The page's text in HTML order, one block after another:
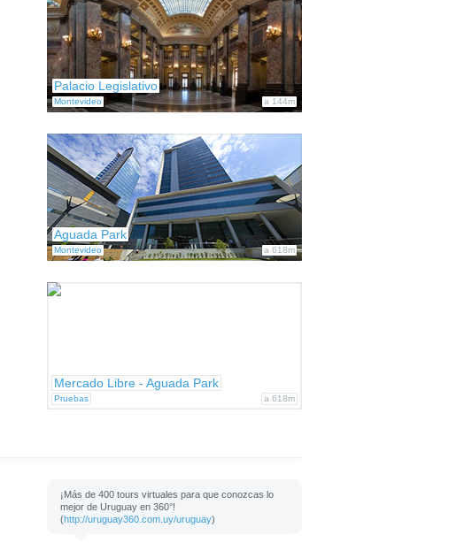
Montevideo
Palacio Legislativo
a 144m
Montevideo
Aguada Park
a 618m
Pruebas
Mercado Libre - Aguada Park
a 618m
¡Más de 400 tours virtuales para que conozcas lo
mejor de Uruguay en 360°!
(http://uruguay360.com.uy/uruguay)